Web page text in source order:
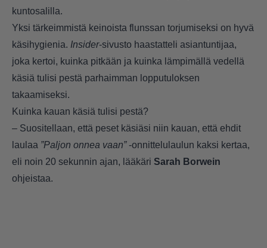
kuntosalilla.
Yksi tärkeimmistä keinoista flunssan torjumiseksi on hyvä
käsihygienia. Insider-sivusto haastatteli asiantuntijaa,
joka kertoi, kuinka pitkään ja kuinka lämpimällä vedellä
käsiä tulisi pestä parhaimman lopputuloksen
takaamiseksi.
Kuinka kauan käsiä tulisi pestä?
– Suositellaan, että peset käsiäsi niin kauan, että ehdit
laulaa ”Paljon onnea vaan”-onnittelulaulun kaksi kertaa,
eli noin 20 sekunnin ajan, lääkäri Sarah Borwein
ohjeistaa.